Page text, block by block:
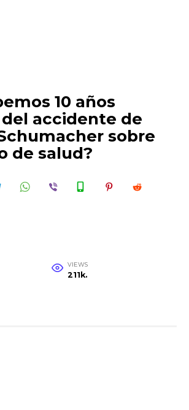
10 años
accidente de
sobre
de salud?
VIEWS
211k.